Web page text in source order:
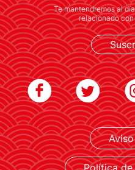
Te mantendremos al
relacionado
Política